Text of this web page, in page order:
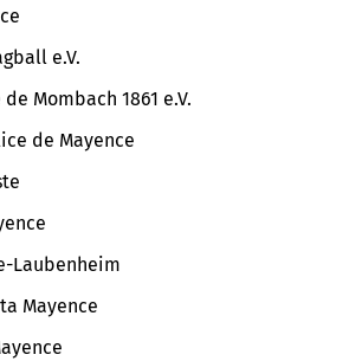
e.V.
Mombach 1861 e.V.
de Mayence
Laubenheim
Mayence